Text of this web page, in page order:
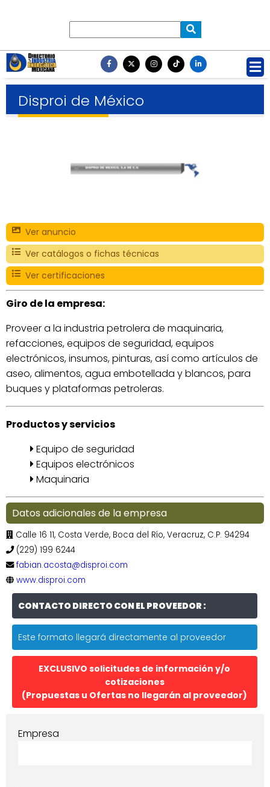
Disproi de México
Ver anuncio
Ver catálogos o fichas técnicas
Ver certificaciones
Giro de la empresa:
Proveer a la industria petrolera de maquinaria,
refacciones, equipos de seguridad, equipos
electrónicos, insumos, pinturas, así como artículos de
aseo, alimentos, agua embotellada y blancos, para
buques y plataformas petroleras.
Productos y servicios
Equipo de seguridad
Equipos electrónicos
Maquinaria
Datos adicionales de la empresa
Calle 16 11, Costa Verde, Boca del Río, Veracruz, C.P. 94294
(229) 199 6244
fabian.acosta@disproi.com
www.disproi.com
CONTACTO DIRECTO CON EL PROVEEDOR :
Este formato llegará directamente al proveedor
EXCLUSIVO solicitudes de información y/o
cotizaciones
(Propuestas u Ofertas no llegarán al proveedor)
Empresa